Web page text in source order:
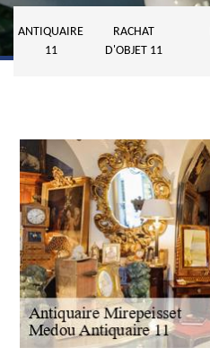
ANTIQUAIRE
11
RACHAT
D'OBJET 11